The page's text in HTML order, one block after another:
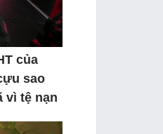
của
sao
vì tệ nạn